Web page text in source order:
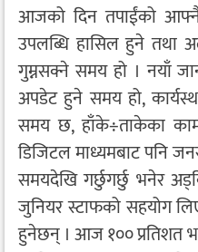
आजको दिन तपाईंको आफ्नै
उपलब्धि हासिल हुने तथा
गुम्नसक्ने समय हो । नयाँ
अपडेट हुने समय हो,
समय छ, हाँके÷ताकेका
डिजिटल माध्यमबाट पनि
समयदेखि गर्छुगर्छु भनेर
जुनियर स्टाफको सहयोग
हुनेछन् । आज १०० प्रतिशत